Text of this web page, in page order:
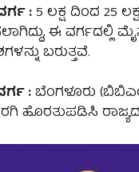
:5 ಲಕ್ಷ ದಿಂದ 25
ಈ ವರ್ಗದಲ್ಲಿ
ಬರುತ್ತವೆ.
:ಬೆಂಗಳೂರು
ಹೊರತುಪಡಿಸಿ